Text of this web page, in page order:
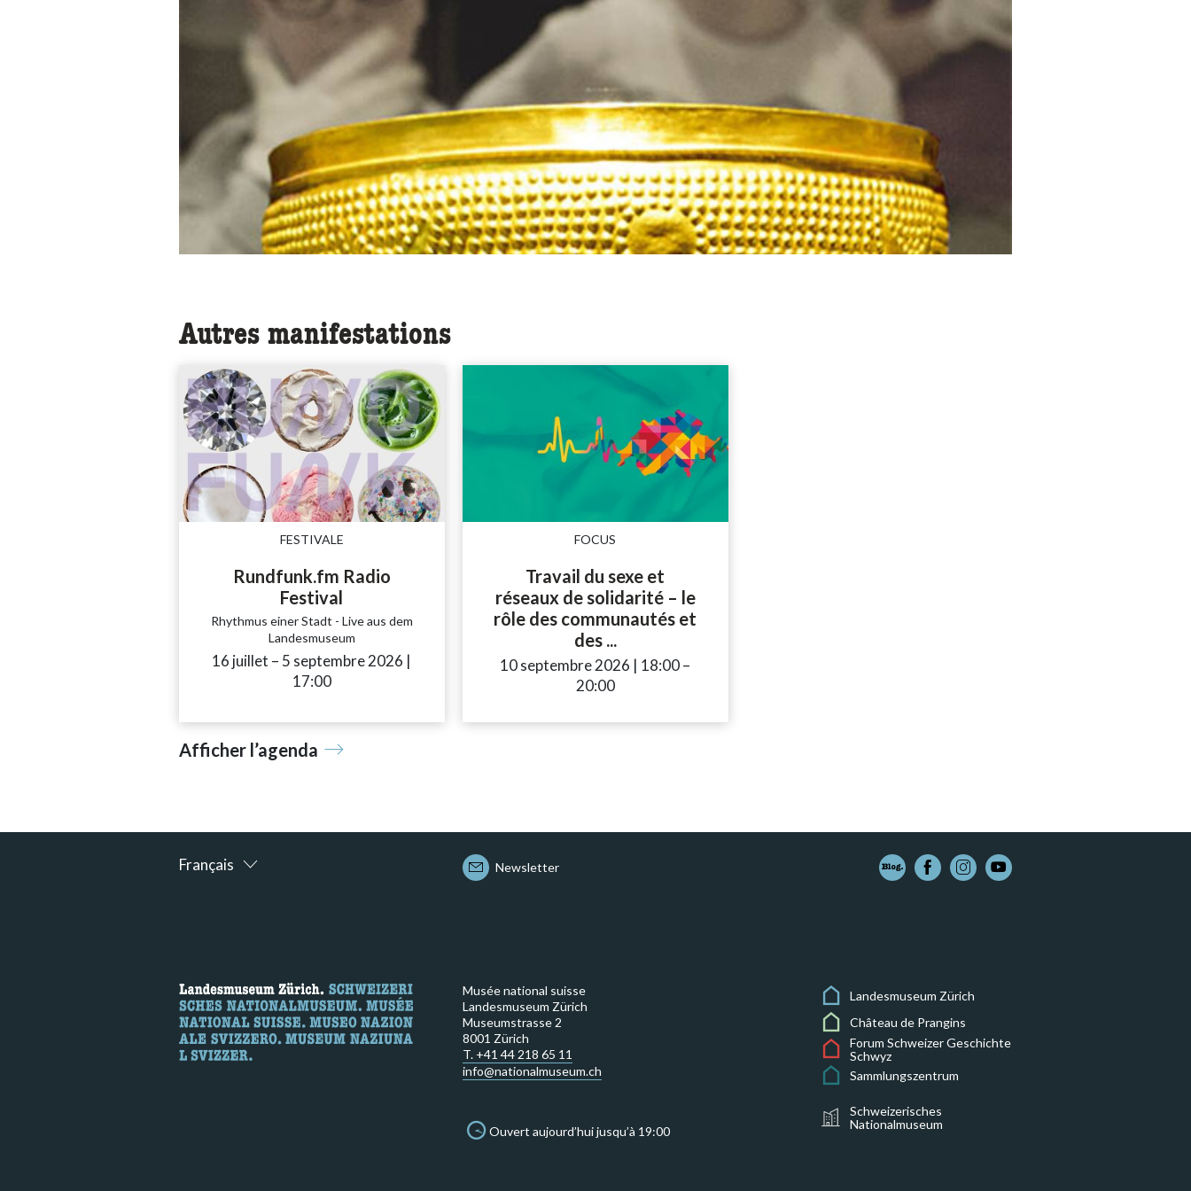
Autres manifestations
FESTIVALE
Rundfunk.fm Radio
Festival
Rhythmus einer Stadt - Live aus dem
Landesmuseum
16 juillet accessibility.time_to
– 5 septembre 2026 |
17:00
FOCUS
Travail du sexe et
réseaux de solidarité – le
rôle des communautés et
des ...
10 septembre 2026 | 18:00accessibility.time_to
–
20:00
Afficher l’agenda
Français Newsletter
Musée national suisse
Landesmuseum Zürich
Museumstrasse 2
8001 Zürich
T. +41 44 218 65 11
info@nationalmuseum.ch
Ouvert aujourd’hui jusqu’à 19:00
Landesmuseum Zürich
Château de Prangins
Forum Schweizer Geschichte
Schwyz
Sammlungszentrum
Schweizerisches
Nationalmuseum